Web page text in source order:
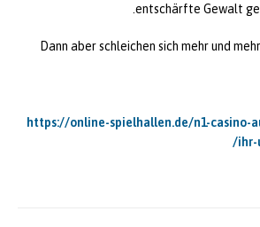
entschärfte Gewalt
Dann aber schleichen sich mehr und
https://online-spielhallen.de/n1-casino-